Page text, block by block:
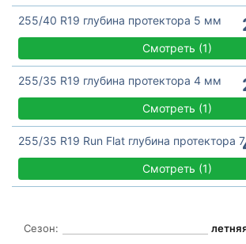
255/40 R19 глубина протектора 5 мм
Смотреть (1)
255/35 R19 глубина протектора 4 мм
Смотреть (1)
255/35 R19 Run Flat глубина протектора
Смотреть (1)
Сезон: